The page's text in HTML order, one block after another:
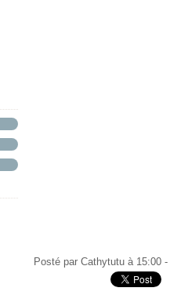
Posté par Cathytutu à 15:00 -